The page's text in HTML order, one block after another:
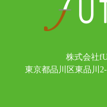
株式会社
東京都品川区東品川